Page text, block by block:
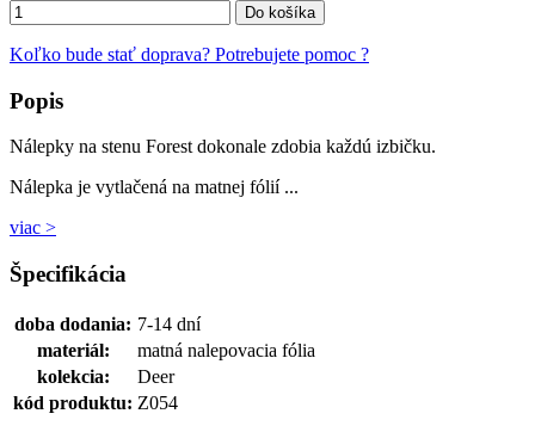
Do košíka
Koľko bude stať doprava? Potrebujete pomoc ?
Popis
Nálepky na stenu Forest dokonale zdobia každú izbičku.
Nálepka je vytlačená na matnej fólií ...
viac >
Špecifikácia
doba dodania: 7-14 dní
materiál:
matná nalepovacia fólia
kolekcia:
Deer
kód produktu: Z054